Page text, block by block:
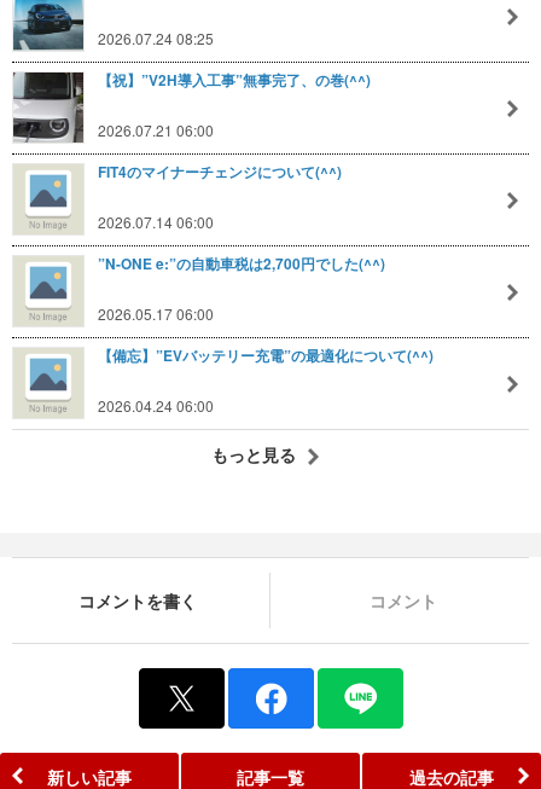
2026.07.24 08:25
【祝】”V2H導入工事”無事完了、の巻(^^)
2026.07.21 06:00
FIT4のマイナーチェンジについて(^^)
2026.07.14 06:00
”N-ONE e:”の自動車税は2,700円でした(^^)
2026.05.17 06:00
【備忘】”EVバッテリー充電”の最適化について(^^)
2026.04.24 06:00
もっと見る
コメントを書く コメント
新しい記事 記事一覧 過去の記事